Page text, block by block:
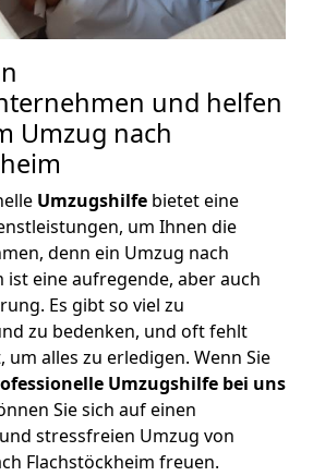
und helfen
Umzug nach
Umzugshilfe bietet eine
um Ihnen die
denn ein Umzug nach
ist eine aufregende, aber auch
Es gibt so viel zu
zu bedenken, und oft fehlt
um alles zu erledigen. Wenn Sie
Umzugshilfe bei uns
Sie sich auf einen
stressfreien Umzug von
Flachstöckheim freuen.